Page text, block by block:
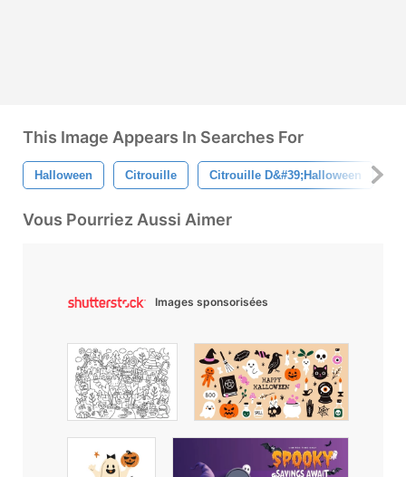
This Image Appears In Searches For
Halloween Citrouille Citrouille D&#39;halloween
Vous Pourriez Aussi Aimer
Images sponsorisées